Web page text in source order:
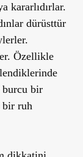
kararlıdırlar.
dürüsttür
Özellikle
burcu bir
bir ruh